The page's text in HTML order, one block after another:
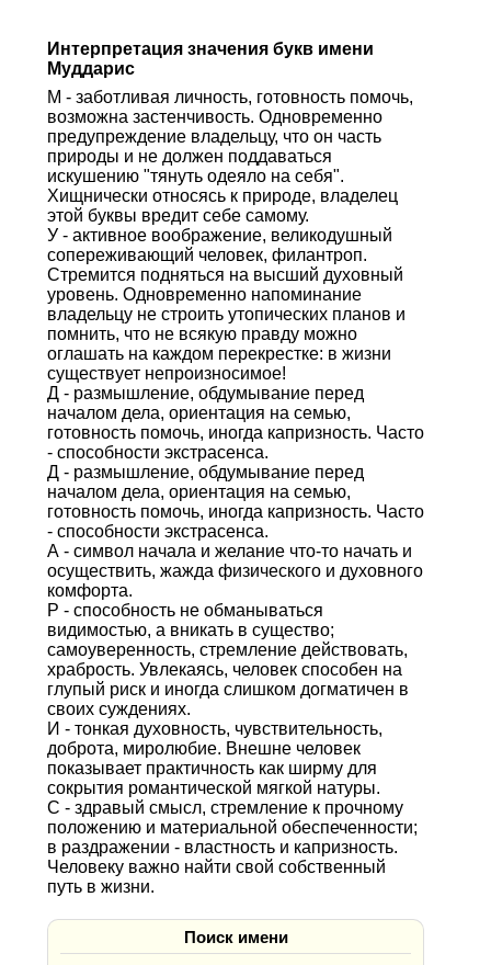
Интерпретация значения букв имени
Муддарис
М - заботливая личность, готовность помочь,
возможна застенчивость. Одновременно
предупреждение владельцу, что он часть
природы и не должен поддаваться
искушению "тянуть одеяло на себя".
Хищнически относясь к природе, владелец
этой буквы вредит себе самому.
У - активное воображение, великодушный
сопереживающий человек, филантроп.
Стремится подняться на высший духовный
уровень. Одновременно напоминание
владельцу не строить утопических планов и
помнить, что не всякую правду можно
оглашать на каждом перекрестке: в жизни
существует непроизносимое!
Д - размышление, обдумывание перед
началом дела, ориентация на семью,
готовность помочь, иногда капризность. Часто
- способности экстрасенса.
Д - размышление, обдумывание перед
началом дела, ориентация на семью,
готовность помочь, иногда капризность. Часто
- способности экстрасенса.
А - символ начала и желание что-то начать и
осуществить, жажда физического и духовного
комфорта.
Р - способность не обманываться
видимостью, а вникать в существо;
самоуверенность, стремление действовать,
храбрость. Увлекаясь, человек способен на
глупый риск и иногда слишком догматичен в
своих суждениях.
И - тонкая духовность, чувствительность,
доброта, миролюбие. Внешне человек
показывает практичность как ширму для
сокрытия романтической мягкой натуры.
С - здравый смысл, стремление к прочному
положению и материальной обеспеченности;
в раздражении - властность и капризность.
Человеку важно найти свой собственный
путь в жизни.
Поиск имени